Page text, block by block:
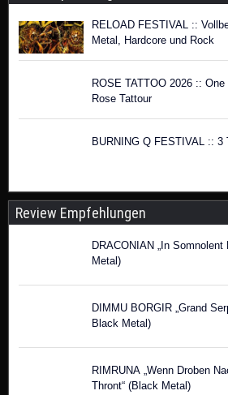
RELOAD FESTIVAL ::
Metal, Hardcore und Rock
ROSE TATTOO 2026 ::
Rose Tattour
BURNING Q FESTIVAL :: 3
Review Empfehlungen
DRACONIAN „In Somnolent
Metal)
DIMMU BORGIR „Grand
Black Metal)
RIMRUNA „Wenn Droben
Thront“ (Black Metal)